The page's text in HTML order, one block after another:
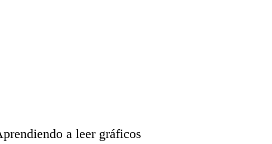
a leer gráficos